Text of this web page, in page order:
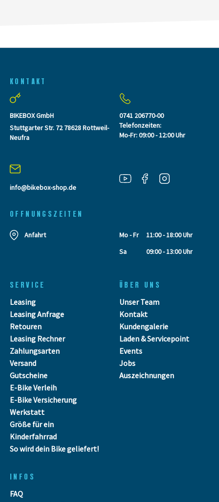
KONTAKT
BIKEBOX GmbH
Stuttgarter Str. 72 78628 Rottweil-
Neufra
info@bikebox-shop.de
0741 206770-00
Telefonzeiten:
Mo-Fr: 09:00 - 12:00 Uhr
OFFNUNGSZEITEN
Anfahrt Mo - Fr
11:00 - 18:00 Uhr
Sa
09:00 - 13:00 Uhr
SERVICE
Leasing
Leasing Anfrage
Retouren
Leasing Rechner
Zahlungsarten
Versand
Gutscheine
E-Bike Verleih
E-Bike Versicherung
Werkstatt
Größe für ein
Kinderfahrrad
So wird dein Bike geliefert!
ÜBER UNS
Unser Team
Kontakt
Kundengalerie
Laden & Servicepoint
Events
Jobs
Auszeichnungen
INFOS
FAQ